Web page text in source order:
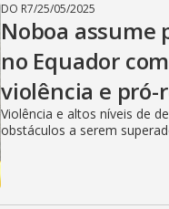
DO R7/25/05/2025
Noboa assume
no Equador
violência e pró-
Violência e altos níveis de
obstáculos a serem